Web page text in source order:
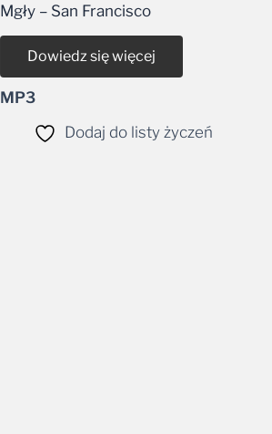
Mgły – San Francisco
Dowiedz się więcej
MP3
Dodaj do listy życzeń